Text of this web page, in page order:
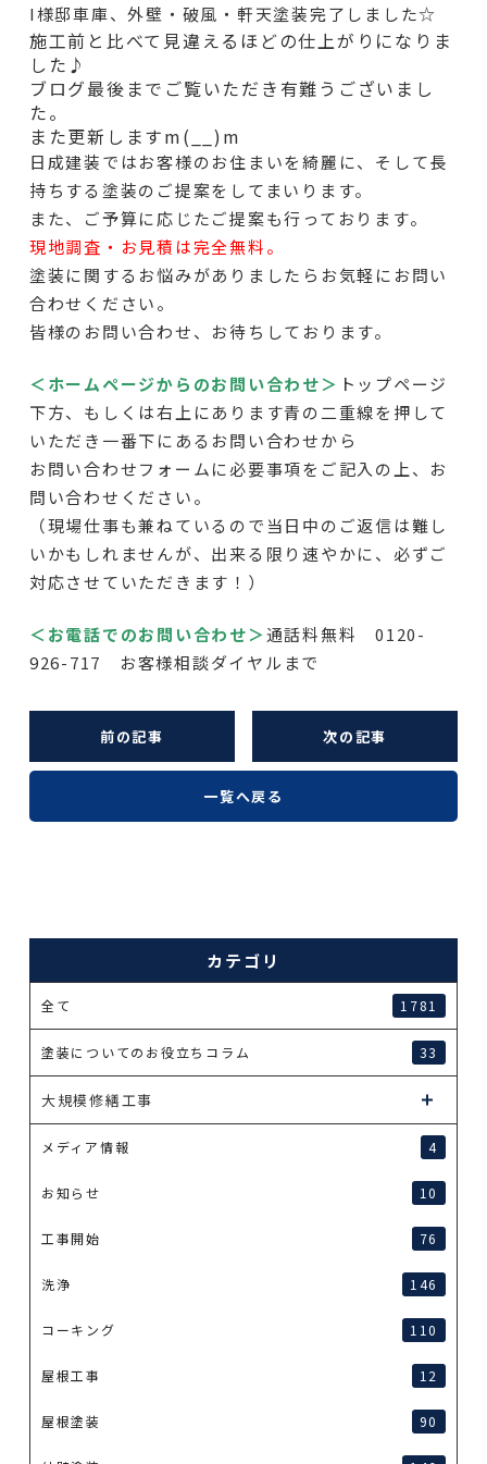
I様邸車庫、外壁・破風・軒天塗装完了しました☆
施工前と比べて見違えるほどの仕上がりになりま
した♪
ブログ最後までご覧いただき有難うございまし
た。
また更新しますm(__)m
日成建装ではお客様のお住まいを綺麗に、そして長
持ちする塗装のご提案をしてまいります。
また、ご予算に応じたご提案も行っております。
現地調査・お見積は完全無料。
塗装に関するお悩みがありましたらお気軽にお問い
合わせください。
皆様のお問い合わせ、お待ちしております。
＜ホームページからのお問い合わせ＞ トップページ
下方、もしくは右上にあります青の二重線を押して
いただき一番下にあるお問い合わせから
お問い合わせフォームに必要事項をご記入の上、お
問い合わせください。
（現場仕事も兼ねているので当日中のご返信は難し
いかもしれませんが、出来る限り速やかに、必ずご
対応させていただきます！）
＜お電話でのお問い合わせ＞通話料無料 0120-
926-717 お客様相談ダイヤルまで
前の記事 次の記事
一覧へ戻る
カテゴリ
全て 1781
塗装についてのお役立ちコラム 33
大規模修繕工事
メディア情報 4
お知らせ 10
工事開始 76
洗浄 146
コーキング 110
屋根工事 12
屋根塗装 90